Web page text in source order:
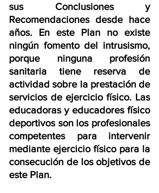
sus Conclusiones y
Recomendaciones desde hace
años. En este Plan no existe
ningún fomento del intrusismo,
porque ninguna profesión
sanitaria tiene reserva de
actividad sobre la prestación de
servicios de ejercicio físico. Las
educadoras y educadores físico
deportivos son los profesionales
competentes para intervenir
mediante ejercicio físico para la
consecución de los objetivos de
este Plan.